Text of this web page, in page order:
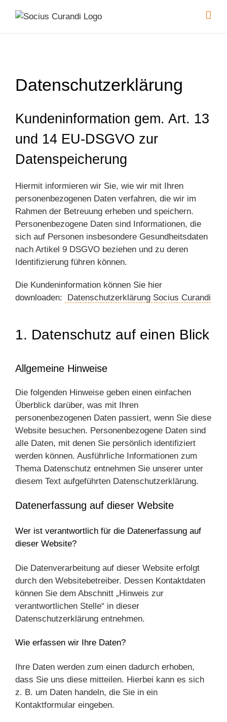
content
Datenschutzerklärung
Kundeninformation gem. Art. 13
und 14 EU-DSGVO zur
Datenspeicherung
Hiermit informieren wir Sie, wie wir mit Ihren
personenbezogenen Daten verfahren, die wir im
Rahmen der Betreuung erheben und speichern.
Personenbezogene Daten sind Informationen, die
sich auf Personen insbesondere Gesundheitsdaten
nach Artikel 9 DSGVO beziehen und zu deren
Identifizierung führen können.
Die Kundeninformation können Sie hier
downloaden:
Datenschutzerklärung Socius Curandi
1. Datenschutz auf einen Blick
Allgemeine Hinweise
Die folgenden Hinweise geben einen einfachen
Überblick darüber, was mit Ihren
personenbezogenen Daten passiert, wenn Sie diese
Website besuchen. Personenbezogene Daten sind
alle Daten, mit denen Sie persönlich identifiziert
werden können. Ausführliche Informationen zum
Thema Datenschutz entnehmen Sie unserer unter
diesem Text aufgeführten Datenschutzerklärung.
Datenerfassung auf dieser Website
Wer ist verantwortlich für die Datenerfassung auf
dieser Website?
Die Datenverarbeitung auf dieser Website erfolgt
durch den Websitebetreiber. Dessen Kontaktdaten
können Sie dem Abschnitt „Hinweis zur
verantwortlichen Stelle“ in dieser
Datenschutzerklärung entnehmen.
Wie erfassen wir Ihre Daten?
Ihre Daten werden zum einen dadurch erhoben,
dass Sie uns diese mitteilen. Hierbei kann es sich
z. B. um Daten handeln, die Sie in ein
Kontaktformular eingeben.